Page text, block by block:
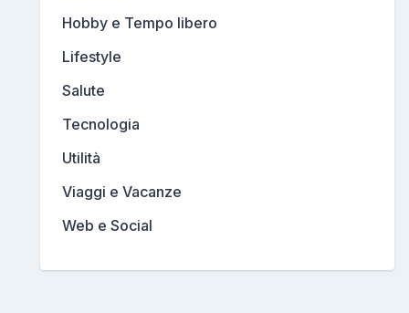
Hobby e Tempo libero
Lifestyle
Salute
Tecnologia
Utilità
Viaggi e Vacanze
Web e Social